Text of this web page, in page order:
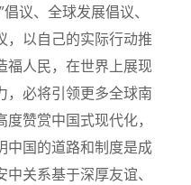
议、全球发展倡议、
，以自己的实际行动推
福人民，在世界上展现
，必将引领更多全球南
赞赏中国式现代化，
中国的道路和制度是成
关系基于深厚友谊、